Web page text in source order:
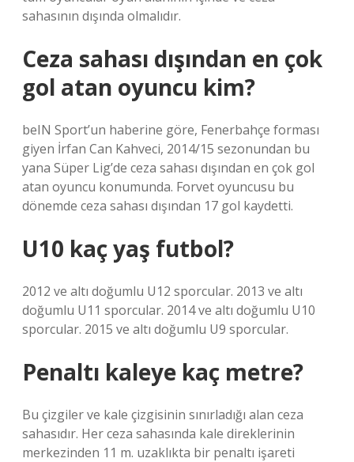
sahasının dışında olmalıdır.
Ceza sahası dışından en çok
gol atan oyuncu kim?
beIN Sport’un haberine göre, Fenerbahçe forması
giyen İrfan Can Kahveci, 2014/15 sezonundan bu
yana Süper Lig’de ceza sahası dışından en çok gol
atan oyuncu konumunda. Forvet oyuncusu bu
dönemde ceza sahası dışından 17 gol kaydetti.
U10 kaç yaş futbol?
2012 ve altı doğumlu U12 sporcular. 2013 ve altı
doğumlu U11 sporcular. 2014 ve altı doğumlu U10
sporcular. 2015 ve altı doğumlu U9 sporcular.
Penaltı kaleye kaç metre?
Bu çizgiler ve kale çizgisinin sınırladığı alan ceza
sahasıdır. Her ceza sahasında kale direklerinin
merkezinden 11 m. uzaklıkta bir penaltı işareti